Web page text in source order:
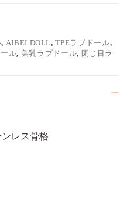
, AIBEI DOLL,TPEラブドール,
ル, 美乳ラブドール, 閉じ目ラ
レス骨格